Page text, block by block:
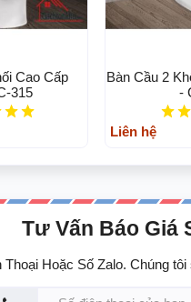
Cao Cấp
315
Bàn Cầu 2
-
Liên hệ
Tư Vấn Báo Giá
Hoặc Số Zalo. Chúng